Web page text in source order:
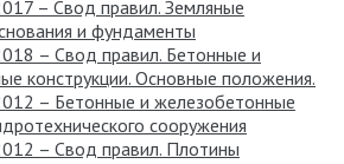
– Свод правил. Земляные
и фундаменты
– Свод правил. Бетонные и
конструкции. Основные положения.
– Бетонные и железобетонные
сооружения
– Свод правил. Плотины